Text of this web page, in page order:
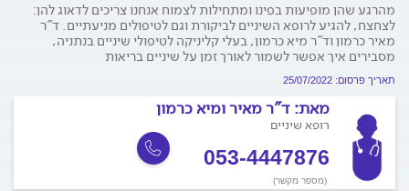
מהרגע שהן מופיעות בפינו ומתחילות לצמוח אנחנו צריכים לדאוג להן:
לצחצח, להגיע לרופא השיניים לביקורת וגם לטיפולים מניעתיים. ד"ר
מאיר כרמון וד"ר מיא כרמון, בעלי קליניקה לטיפולי שיניים בנתניה,
מסבירים איך אפשר לשמור לאורך זמן על שיניים בריאות
תאריך פרסום: 25/07/2022
מאת: ד"ר מאיר ומיא כרמון
רופא שיניים
053-4447876
(מספר מקשר)